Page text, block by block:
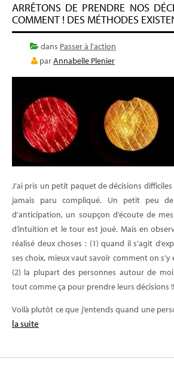
ARRÊTONS DE PRENDRE NOS
COMMENT ! DES MÉTHODES
dans Passer à l'action
parAnnabelle Plenier
J’ai pris un petit paquet de décisions difficiles
jamais paru compliqué. Un petit peu
d’anticipation, un soupçon d’écoute de
d’intuition et le tour est joué. Mais en
réalisé deux choses : (1) quand il s’agit
ses choix, mieux vaut savoir comment on
(2) la plupart des personnes autour de
tout comme ça pour prendre leurs décisions !!
Voilà plutôt ce que j’entends quand une
la suite